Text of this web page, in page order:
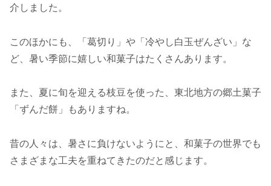
介しました。
このほかにも、「葛切り」や「冷やし白玉ぜんざい」な
ど、暑い季節に嬉しい和菓子はたくさんあります。
また、夏に旬を迎える枝豆を使った、東北地方の郷土菓子
「ずんだ餅」もありますね。
昔の人々は、暑さに負けないようにと、和菓子の世界でも
さまざまな工夫を重ねてきたのだと感じます。